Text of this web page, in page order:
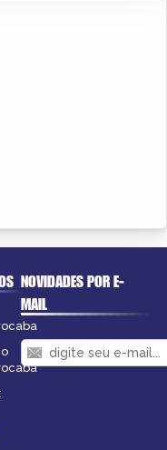
NOVIDADES POR E-
MAIL